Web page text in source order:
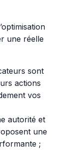
une réelle
sont
actions
vos
autorité et
une
;